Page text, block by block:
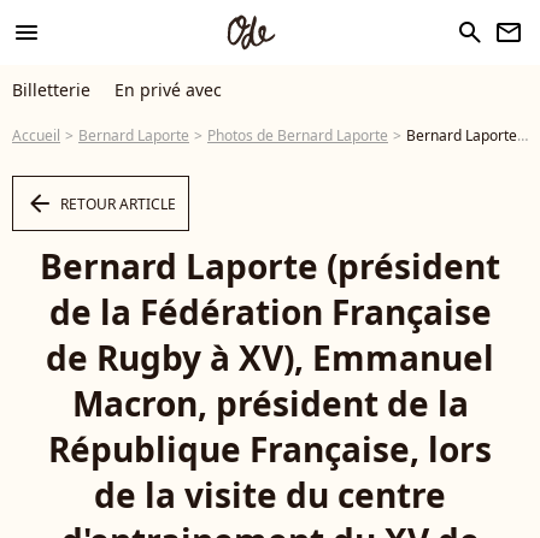
menu search newsletter
Billetterie En privé avec
Accueil Bernard Laporte Photos de Bernard Laporte Bernard Laporte (président de la Fédération Française de Rugby à XV), Emmanuel Macron, président de la République Française, lors de la visite du centre d'entrainement du XV de France, en phase préparatoire de la Coupe du Monde Rugby 2019 au Japon. Marcoussis, le 5 septembre 2019. © Liewig/Pool/Bestimage - Photo
arrow_left RETOUR ARTICLE
Bernard Laporte (président
de la Fédération Française
de Rugby à XV), Emmanuel
Macron, président de la
République Française, lors
de la visite du centre